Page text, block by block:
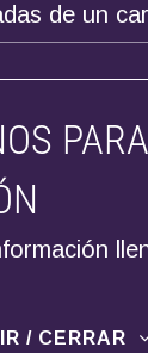
de un
/ CERRAR